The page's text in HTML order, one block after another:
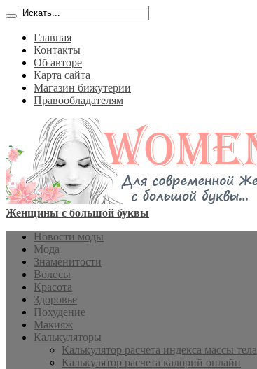
Главная
Контакты
Об авторе
Карта сайта
Магазин бижутерии
Правообладателям
Женщины с большой буквы
Новости моды
Мода
Знаменитости
Волосы
Красота
Здоровье
Похудение
Макияж
Калькуляторы
Калькулятор расчета индекса массы тела
Калькулятор расчета калорий онлайн